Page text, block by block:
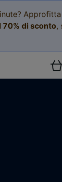
70% di sconto,